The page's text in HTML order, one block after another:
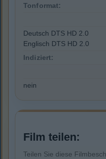
Tonformat:
Deutsch DTS HD 2.0
Englisch DTS HD 2.0
Indiziert:
nein
Film teilen:
Teilen Sie diese